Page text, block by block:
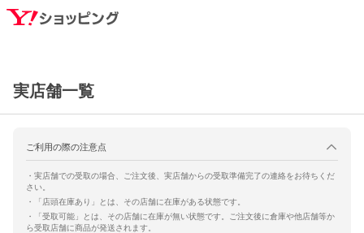
実店舗一覧
ご利用の際の注意点
・実店舗での受取の場合、ご注文後、実店舗からの受取準備完了の連絡をお待ちくだ
さい。
・「店頭在庫あり」とは、その店舗に在庫がある状態です。
・「受取可能」とは、その店舗に在庫が無い状態です。ご注文後に倉庫や他店舗等か
ら受取店舗に商品が発送されます。